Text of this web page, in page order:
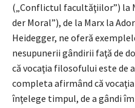
(„Conflictul facultăţiilor”) la
der Moral”), de la Marx la
Heidegger, ne oferă
nesupunerii gândirii faţă de
că vocaţia filosofului este de
completa afirmând că
înţelege timpul, de a gândi